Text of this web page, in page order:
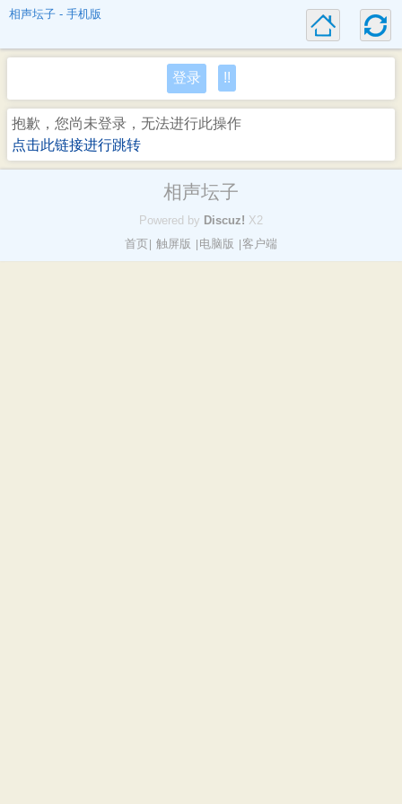
相声坛子 - 手机版
登录 !!
抱歉，您尚未登录，无法进行此操作
点击此链接进行跳转
相声坛子
Powered by Discuz! X2
首页 触屏版 电脑版 客户端